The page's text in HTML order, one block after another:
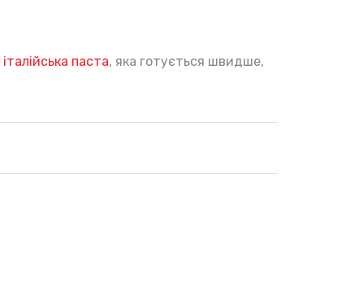
італійська паста, яка готується швидше,